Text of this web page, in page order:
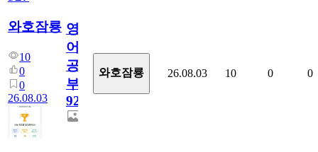
와호잠룡
10
0
0
26.08.03
영
어
공
부
927
와호잠룡 26.08.03 10 0 0